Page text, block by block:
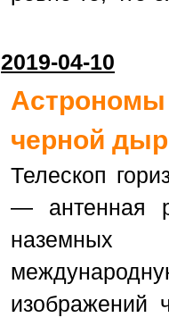
2019-04-10
черной
Телескоп
— антенная
наземных
изображений